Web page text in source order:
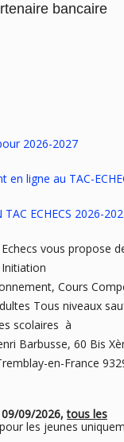
bancaire
2026-2027
en ligne au TAC-
TAC ECHECS 2026-
vous propose
Initiation
Cours
Tous niveaux
scolaires à
Barbusse, 60 Bis
en-France
09/2026,tous les
pour les jeunes